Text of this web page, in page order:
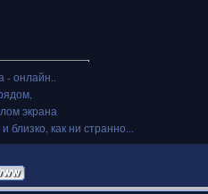
- онлайн..
экрана
близко, как ни странно...